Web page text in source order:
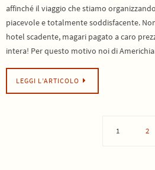
affinché il viaggio che stiamo
piacevole e totalmente soddisfacente.
hotel scadente, magari pagato a caro
intera! Per questo motivo noi di
LEGGI L’ARTICOLO
1 2